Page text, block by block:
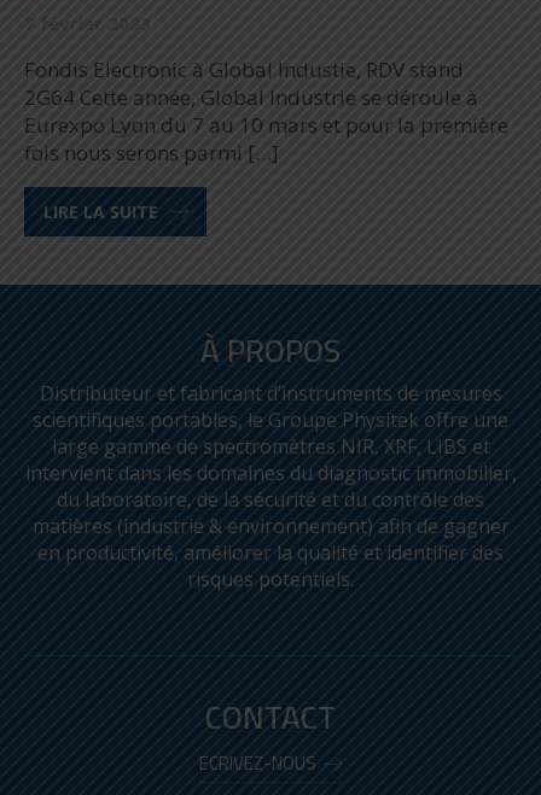
Fondis Electronic à Global Industie, RDV stand
2G64 Cette année, Global Industrie se déroule à
Eurexpo Lyon du 7 au 10 mars et pour la première
fois nous serons parmi […]
LIRE LA SUITE
À PROPOS
Distributeur et fabricant d’instruments de mesures
scientifiques portables, le Groupe Physitek offre une
large gamme de spectromètres NIR, XRF, LIBS et
intervient dans les domaines du diagnostic immobilier,
du laboratoire, de la sécurité et du contrôle des
matières (industrie & environnement) afin de gagner
en productivité, améliorer la qualité et identifier des
risques potentiels.
CONTACT
ECRIVEZ-NOUS